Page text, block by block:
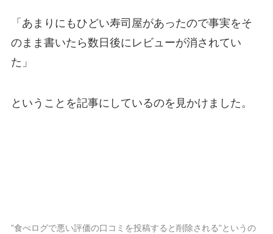
「あまりにもひどい寿司屋があったので事実をそ
のまま書いたら数日後にレビューが消されてい
た」
ということを記事にしているのを見かけました。
”食べログで悪い評価の口コミを投稿すると削除される”というの